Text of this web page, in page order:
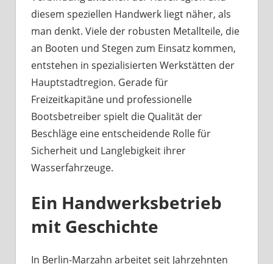
diesem speziellen Handwerk liegt näher, als
man denkt. Viele der robusten Metallteile, die
an Booten und Stegen zum Einsatz kommen,
entstehen in spezialisierten Werkstätten der
Hauptstadtregion. Gerade für
Freizeitkapitäne und professionelle
Bootsbetreiber spielt die Qualität der
Beschläge eine entscheidende Rolle für
Sicherheit und Langlebigkeit ihrer
Wasserfahrzeuge.
Ein Handwerksbetrieb
mit Geschichte
In Berlin-Marzahn arbeitet seit Jahrzehnten